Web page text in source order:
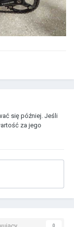
się później. Jeśli
za jego